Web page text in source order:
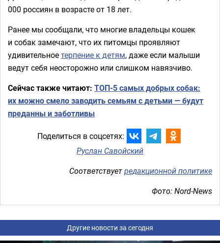
000 россиян в возрасте от 18 лет.
Ранее мы сообщали, что многие владельцы кошек
и собак замечают, что их питомцы проявляют
удивительноетерпение к детям, даже если малыши
ведут себя неосторожно или слишком навязчиво.
Сейчас также читают: ТОП-5 самых добрых собак:
их можно смело заводить семьям с детьми — будут
преданны и заботливы
Поделиться в соцсетях:
Руслан Савойский
Соответствуетредакционной политике
Фото: Nord-News
Другие новости за сегодня